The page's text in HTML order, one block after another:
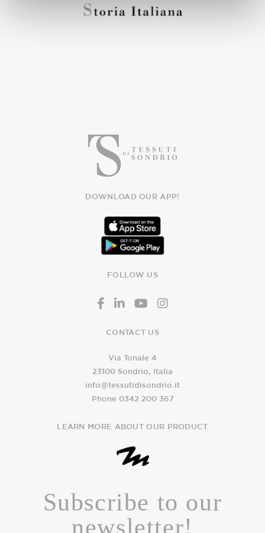
DOWNLOAD OUR APP!
FOLLOW US
CONTACT US
Via Tonale 4
23100 Sondrio, Italia
info@tessutidisondrio.it
Phone 0342 200 367
LEARN MORE ABOUT OUR PRODUCT
Subscribe to our
newsletter!